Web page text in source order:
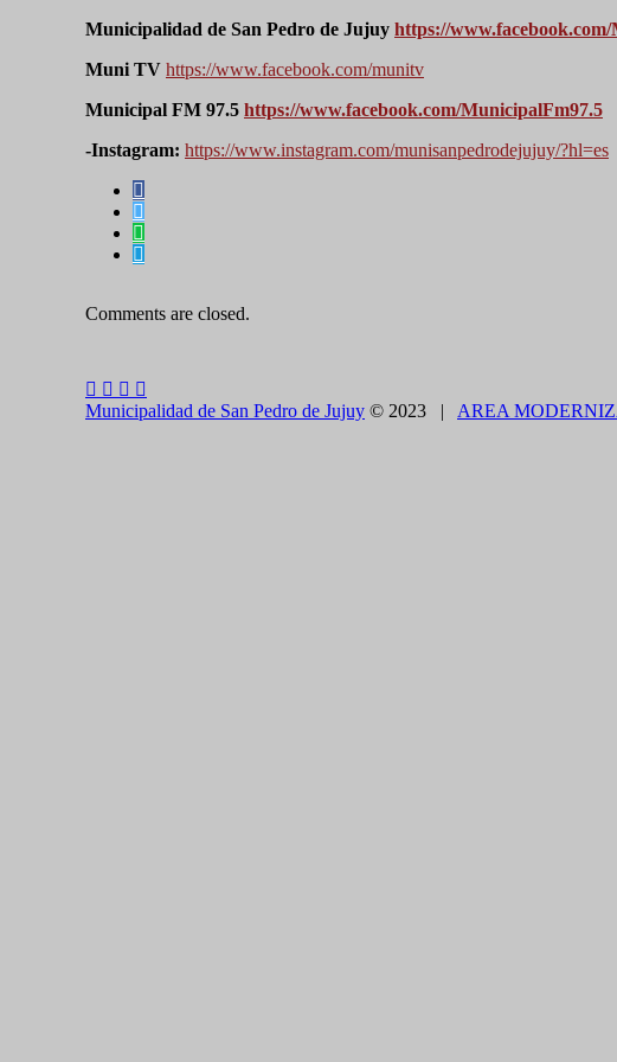
Municipalidad de San Pedro de Jujuy https://
Muni TV https://www.facebook.com/munitv
Municipal FM 97.5 https://www.facebook.com/MunicipalFm97.5
-Instagram: https://www.instagram.com/munisanpedrodejujuy/?hl=es
Comments are closed.
Municipalidad de San Pedro de Jujuy © 2023 | AREA